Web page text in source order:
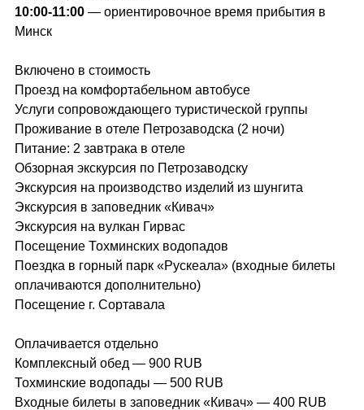
10:00-11:00 — ориентировочное время прибытия в
Минск
Включено в стоимость
Проезд на комфортабельном автобусе
Услуги сопровождающего туристической группы
Проживание в отеле Петрозаводска (2 ночи)
Питание: 2 завтрака в отеле
Обзорная экскурсия по Петрозаводску
Экскурсия на производство изделий из шунгита
Экскурсия в заповедник «Кивач»
Экскурсия на вулкан Гирвас
Посещение Тохминских водопадов
Поездка в горный парк «Рускеала» (входные билеты
оплачиваются дополнительно)
Посещение г. Сортавала
Оплачивается отдельно
Комплексный обед — 900 RUB
Тохминские водопады — 500 RUB
Входные билеты в заповедник «Кивач» — 400 RUB